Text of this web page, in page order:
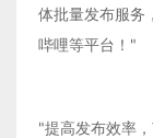
体批量发布服务
哔哩等平台！"
"提高发布效率